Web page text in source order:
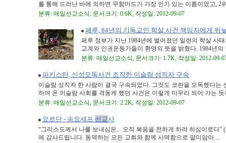
를 통해 드러난 바에 의하면 무함마드가 가장 인기 있는 이름이었고, 2
분류: 매일선교소식, 문서크기: 0.6K, 작성일: 2012-09-07
페루, 84년의 기독교인 학살 사건 책임자에게 뒤
페루 정부가 지난 1984년에 벌어졌던 일련의 학살 사
교계와 인권운동가들이 환영의 뜻을 밝혔다. 1984년
분류: 매일선교소식, 문서크기: 1.7K, 작성일: 2012-09-
파키스탄, 신성모독사건 조작한 이슬람 성직자 구속
이슬람 성직자 한 사람이 결국 구속되었다. 그것도 코란을 모독했다
하여 온 이슬람 사회를 격동케 했던 사건은 이렇게 마무리 되어 가는 듯
분류: 매일선교소식, 문서크기: 2.2K, 작성일: 2012-09-07
요르단 - 송요세프 선교사
“그리스도께서 나를 보내심은... 오직 복음을 전하게 하려 하심이로다
에 감사드립니다. 동역하는 모든 교회와 함께 사역함으로 말미암아 ...